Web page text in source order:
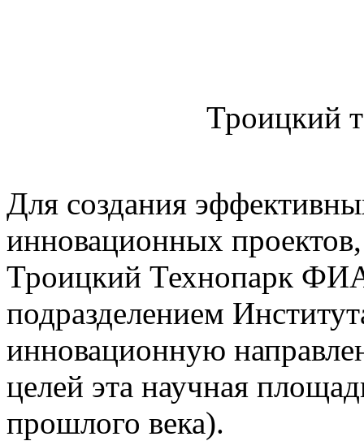
Троицкий
Для создания
инновационных
Троицкий Технопарк
подразделением
инновационную
целей эта научная
прошлого века).